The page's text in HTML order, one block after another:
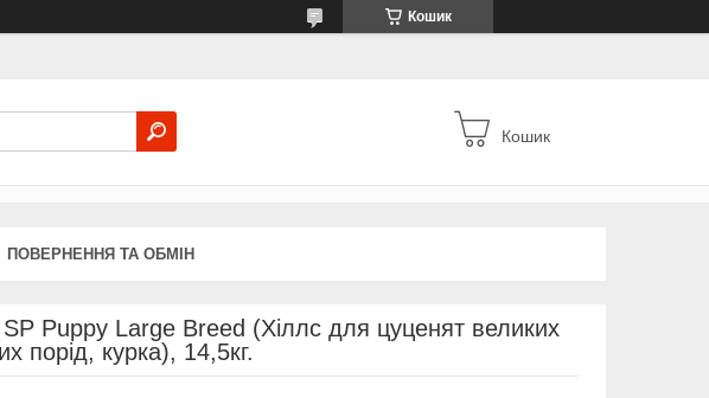
Кошик
Кошик
ПОВЕРНЕННЯ ТА ОБМІН
Puppy Large Breed (Хіллс для цуценят великих
порід, курка), 14,5кг.